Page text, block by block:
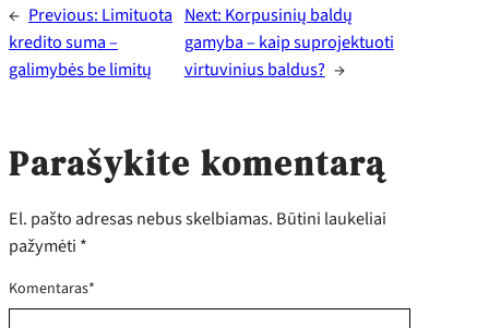
← Previous: Limituota
kredito suma –
galimybės be limitų
Next: Korpusinių baldų
gamyba – kaip suprojektuoti
virtuvinius baldus? →
Parašykite komentarą
El. pašto adresas nebus skelbiamas. Būtini laukeliai
pažymėti *
Komentaras*